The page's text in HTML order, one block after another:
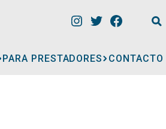
PARA PRESTADORES CONTACTO